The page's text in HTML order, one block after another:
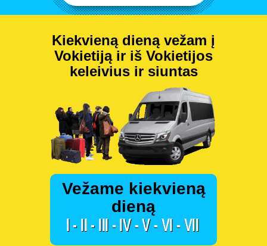
Kiekvieną dieną vežam į
Vokietiją ir iš Vokietijos
keleivius ir siuntas
Vežame kiekvieną
dieną